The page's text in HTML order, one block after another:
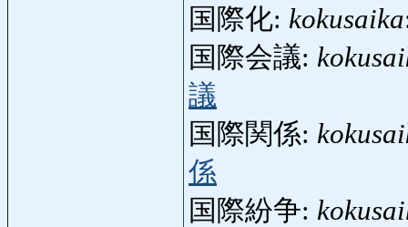
国際化: kokusaika
国際会議:
議
国際関係:
係
国際紛争: